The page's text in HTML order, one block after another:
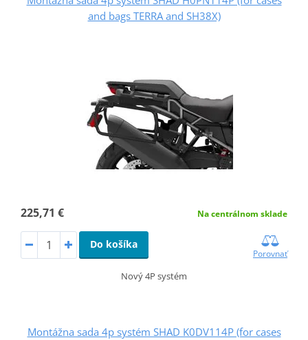
and bags TERRA and SH38X)
225,71 € Na centrálnom sklade
Do košíka
Porovnať
Nový 4P systém
Montážna sada 4p systém SHAD K0DV114P (for cases